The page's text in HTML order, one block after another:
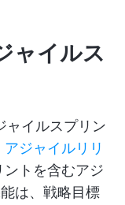
ャイルス
ャイルスプリン
アジャイルリリ
トを含むアジ
は、戦略目標